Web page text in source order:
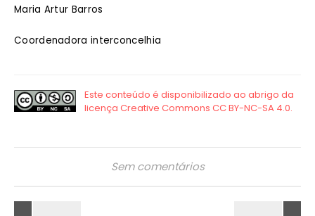
Maria Artur Barros
Coordenadora interconcelhia
Sem comentários